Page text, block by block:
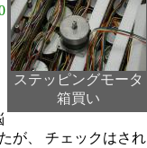
ステッピングモータ
箱買い
が、 チェックはされ